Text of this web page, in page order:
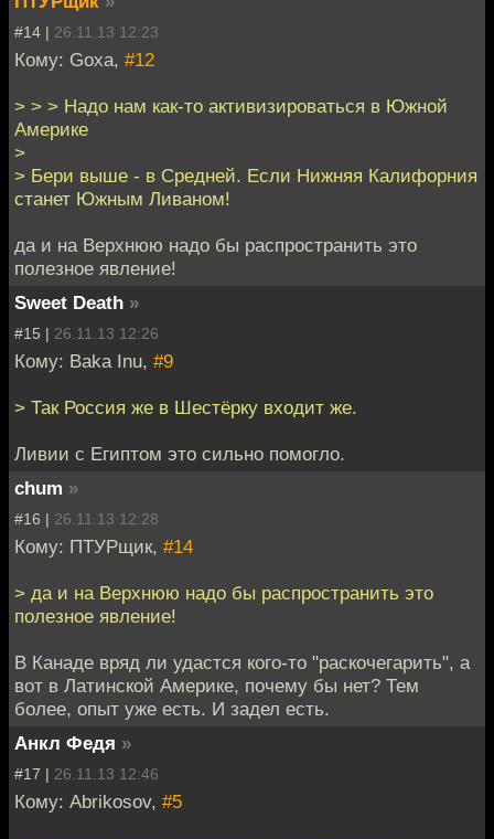
#14 | 26.11.13 12:23
Кому: Goxa, #12
> > > Надо нам как-то активизироваться в Южной
Америке
>
> Бери выше - в Средней. Если Нижняя Калифорния
станет Южным Ливаном!
да и на Верхнюю надо бы распространить это
полезное явление!
Sweet Death »
#15 | 26.11.13 12:26
Кому: Baka Inu, #9
> Так Россия же в Шестёрку входит же.
Ливии с Египтом это сильно помогло.
chum »
#16 | 26.11.13 12:28
Кому: ПТУРщик, #14
> да и на Верхнюю надо бы распространить это
полезное явление!
В Канаде вряд ли удастся кого-то "раскочегарить", а
вот в Латинской Америке, почему бы нет? Тем
более, опыт уже есть. И задел есть.
Анкл Федя »
#17 | 26.11.13 12:46
Кому: Abrikosov, #5